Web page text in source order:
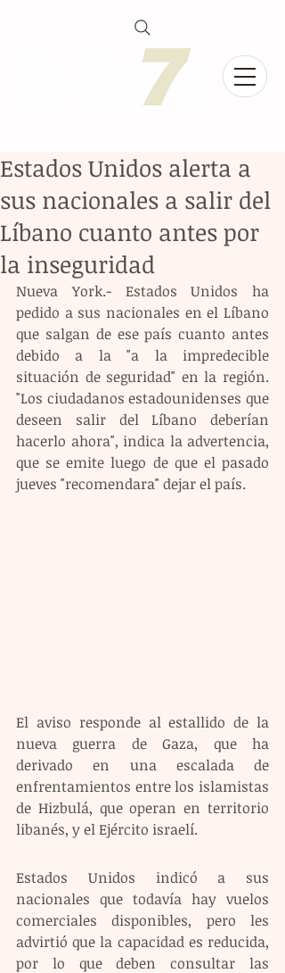
Estados Unidos alerta a
sus nacionales a salir del
Líbano cuanto antes por
la inseguridad
Nueva York.- Estados Unidos ha
pedido a sus nacionales en el Líbano
que salgan de ese país cuanto antes
debido a la "a la impredecible
situación de seguridad" en la región.
"Los ciudadanos estadounidenses que
deseen salir del Líbano deberían
hacerlo ahora", indica la advertencia,
que se emite luego de que el pasado
jueves "recomendara" dejar el país.
El aviso responde al estallido de la
nueva guerra de Gaza, que ha
derivado en una escalada de
enfrentamientos entre los islamistas
de Hizbulá, que operan en territorio
libanés, y el Ejército israelí.
Estados Unidos indicó a sus
nacionales que todavía hay vuelos
comerciales disponibles, pero les
advirtió que la capacidad es reducida,
por lo que deben consultar las